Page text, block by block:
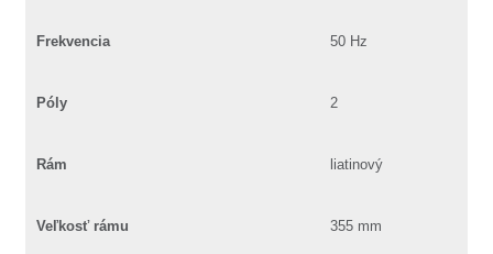
Frekvencia 50 Hz
Póly 2
Rám liatinový
Veľkosť rámu 355 mm